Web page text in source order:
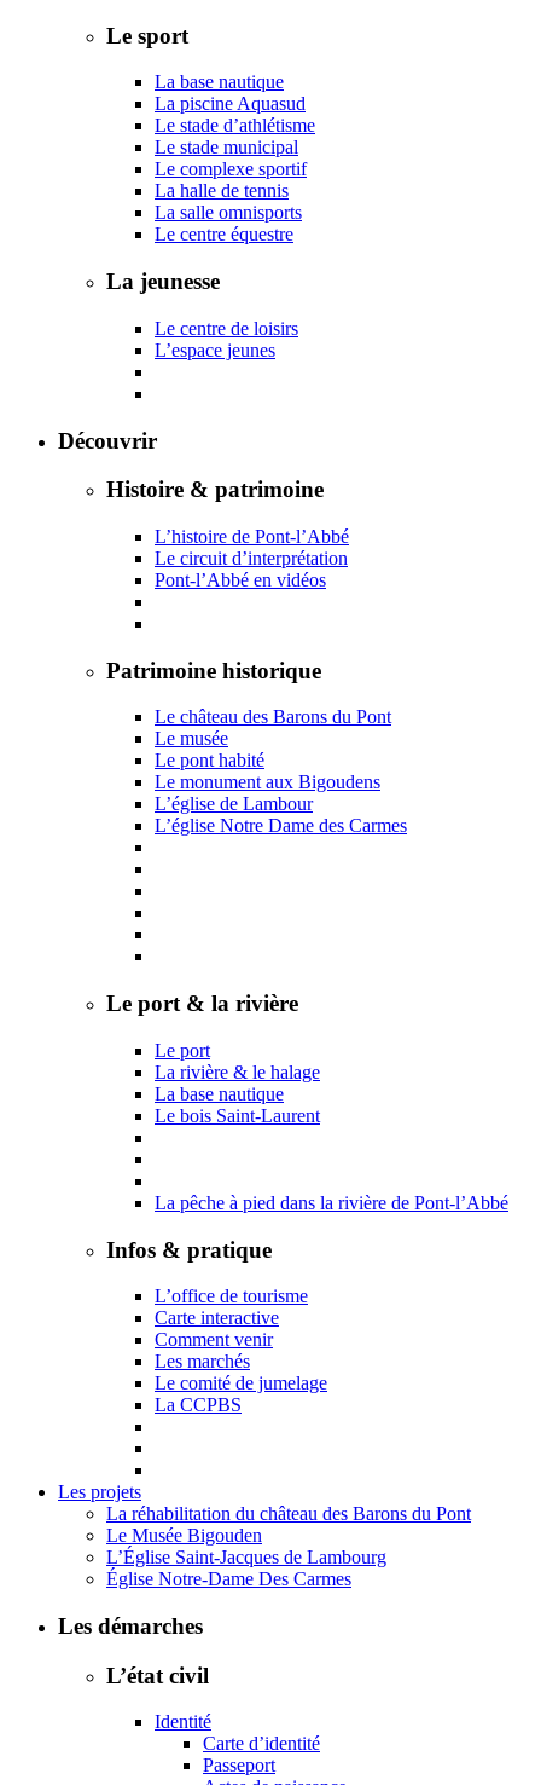
Le sport
La base nautique
La piscine Aquasud
Le stade d’athlétisme
Le stade municipal
Le complexe sportif
La halle de tennis
La salle omnisports
Le centre équestre
La jeunesse
Le centre de loisirs
L’espace jeunes
Découvrir
Histoire & patrimoine
L’histoire de Pont-l’Abbé
Le circuit d’interprétation
Pont-l’Abbé en vidéos
Patrimoine historique
Le château des Barons du Pont
Le musée
Le pont habité
Le monument aux Bigoudens
L’église de Lambour
L’église Notre Dame des Carmes
Le port & la rivière
Le port
La rivière & le halage
La base nautique
Le bois Saint-Laurent
La pêche à pied dans la rivière de Pont-l’Abbé
Infos & pratique
L’office de tourisme
Carte interactive
Comment venir
Les marchés
Le comité de jumelage
La CCPBS
Les projets
La réhabilitation du château des Barons du Pont
Le Musée Bigouden
L’Église Saint-Jacques de Lambourg
Église Notre-Dame Des Carmes
Les démarches
L’état civil
Identité
Carte d’identité
Passeport